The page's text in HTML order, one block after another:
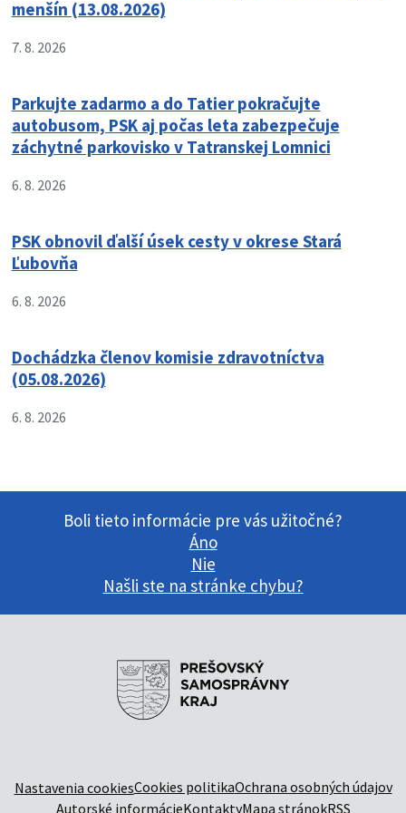
menšín (13.08.2026)
7. 8. 2026
Parkujte zadarmo a do Tatier pokračujte
autobusom, PSK aj počas leta zabezpečuje
záchytné parkovisko v Tatranskej Lomnici
6. 8. 2026
PSK obnovil ďalší úsek cesty v okrese Stará
Ľubovňa
6. 8. 2026
Dochádzka členov komisie zdravotníctva
(05.08.2026)
6. 8. 2026
Boli tieto informácie pre vás užitočné?
Áno
Nie
Našli ste na stránke chybu?
Nastavenia cookiesCookies politikaOchrana osobných údajov
Autorské informácieKontaktyMapa stránokRSS